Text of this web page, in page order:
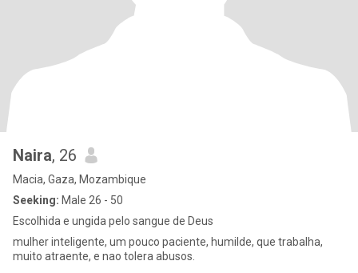
Naira, 26
Macia, Gaza, Mozambique
Seeking: Male 26 - 50
Escolhida e ungida pelo sangue de Deus
mulher inteligente, um pouco paciente, humilde, que trabalha,
muito atraente, e nao tolera abusos.